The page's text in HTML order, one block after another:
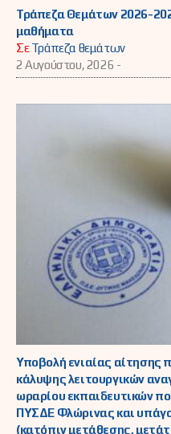
Τράπεζα Θεμάτων 2026-
μαθήματα
ΣεΤράπεζα θεμάτων
2 Αυγούστου, 2026 -
Υποβολή ενιαίας αίτησης
κάλυψης λειτουργικών
ωραρίου εκπαιδευτικών
ΠΥΣΔΕ Φλώρινας και
(κατόπιν μετάθεσης,